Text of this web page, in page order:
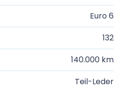
Euro 6
132
140.000 km
Teil-Leder